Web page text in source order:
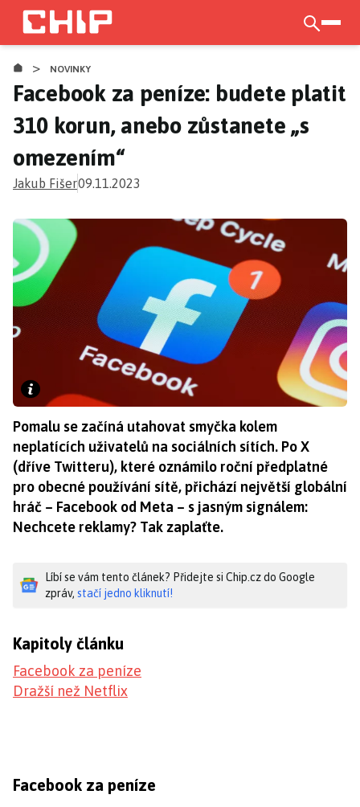
Přejít
hlavnímu
obsahu
> NOVINKY
Facebook za peníze: budete platit
310 korun, anebo zůstanete „s
omezením“
Jakub Fišer09.11.2023
Pomalu se začíná utahovat smyčka kolem
neplatících uživatelů na sociálních sítích. Po X
(dříve Twitteru), které oznámilo roční předplatné
pro obecné používání sítě, přichází největší globální
hráč – Facebook od Meta – s jasným signálem:
Nechcete reklamy? Tak zaplaťte.
Líbí se vám tento článek? Přidejte si Chip.cz do Google
zpráv, stačí jedno kliknutí!
Kapitoly článku
Facebook za peníze
Dražší než Netflix
Facebook za peníze